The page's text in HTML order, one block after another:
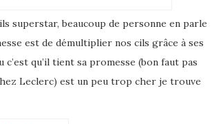
superstar, beaucoup de personne en parle
est de démultiplier nos cils grâce à ses
qu’il tient sa promesse (bon faut pas
Leclerc) est un peu trop cher je trouve